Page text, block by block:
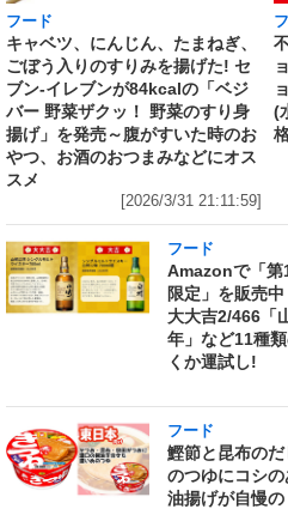
フード
キャベツ、にんじん、たまねぎ、
ごぼう入りのすりみを揚げた! セ
ブン‐イレブンが84kcalの「ベジ
バー 野菜ザクッ！ 野菜のすり身
揚げ」を発売～腹がすいた時のお
やつ、お酒のおつまみなどにオス
スメ
[2026/3/31 21:11:59]
(
フード
Amazonで「第
限定」を販売
大大吉2/466「
年」など11種
くか運試し!
フード
鰹節と昆布の
のつゆにコシ
油揚げが自慢